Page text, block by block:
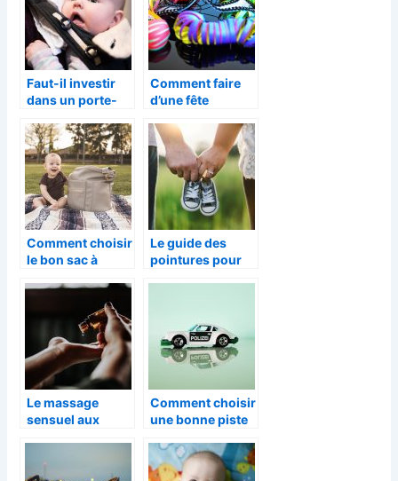
Faut-il investir
dans un porte-
Comment faire
d’une fête
moment magique
?
Comment choisir
le bon sac à
Le guide des
pointures pour
Le massage
sensuel aux
Qu’est ce que
Comment choisir
une bonne piste